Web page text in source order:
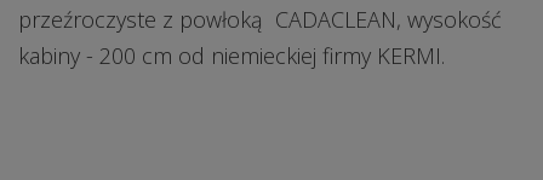
przeźroczyste z powłoką CADACLEAN, wysokość
kabiny - 200 cm od niemieckiej firmy KERMI.